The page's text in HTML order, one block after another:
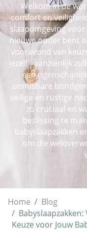
Welkom in de
comfort en
slaapomgeving
nieuwe ouder bent
vooravond van
jezelf - aanzienlijk
een
onmisbare
veilige en rustige
zo cruciaal en
beslissing te
babyslaapzakken
om die
Home
Blog
Keuze voor Jouw